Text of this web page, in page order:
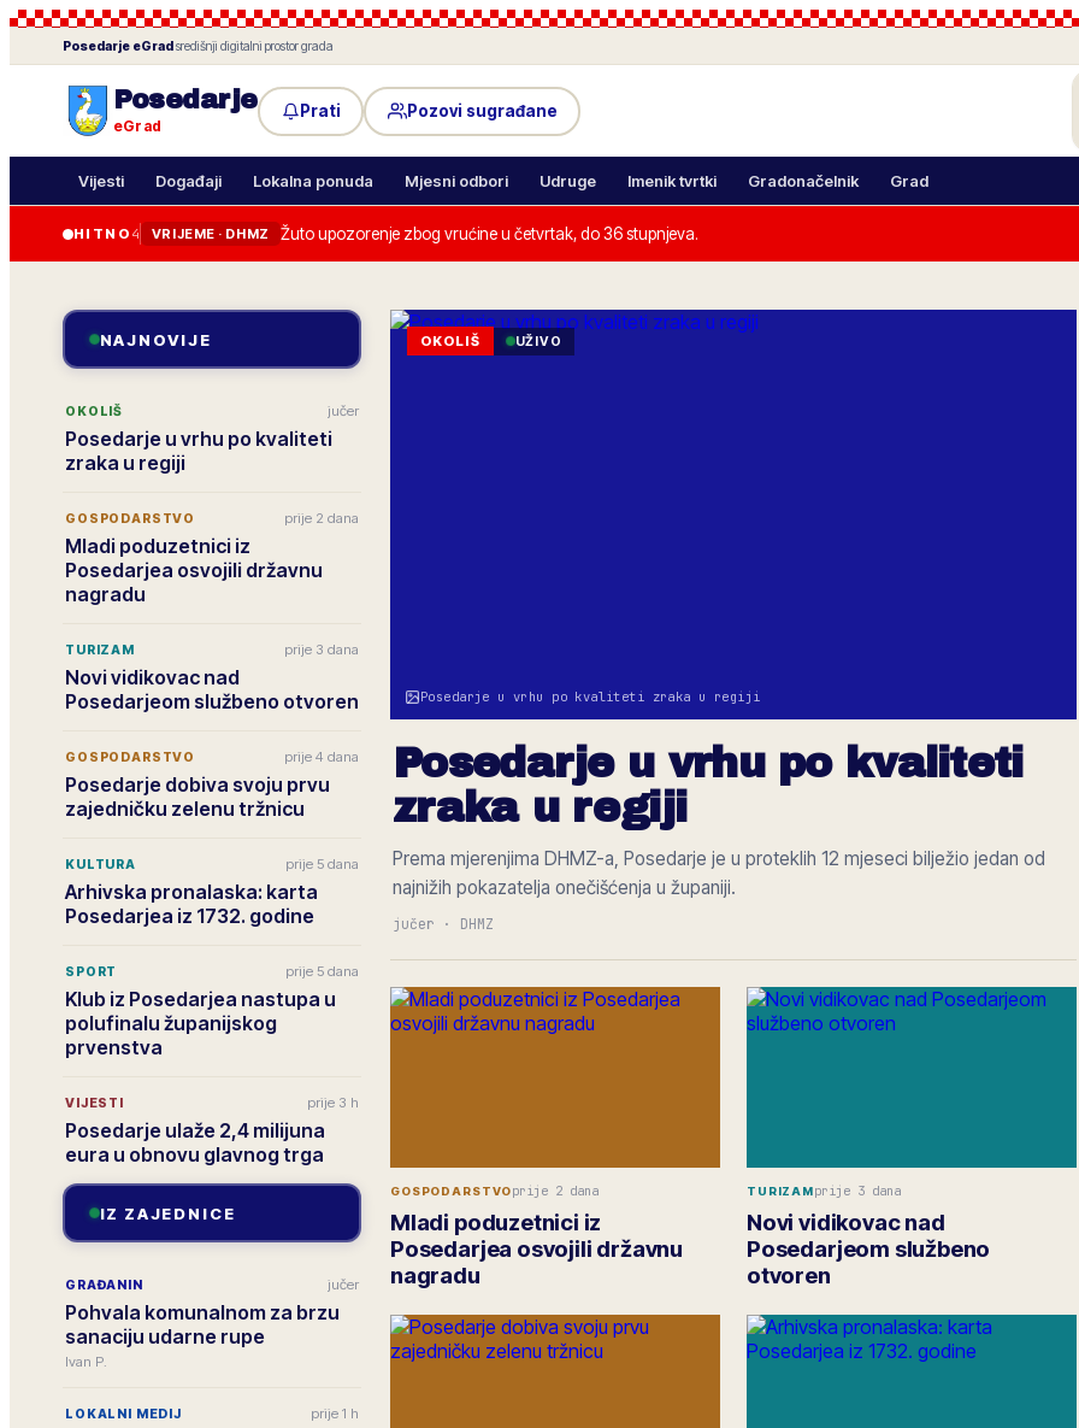
Posedarje eGradsredišnji digitalni prostor grada
Posedarje
eGrad
Prati Pozovi sugrađane
Vijesti Događaji Lokalna ponuda Mjesni odbori Udruge Imenik tvrtki Gradonačelnik Grad
HITNO 4 VRIJEME · DHMZ Žuto upozorenje zbog vrućine u četvrtak, do 36 stupnjeva.
NAJNOVIJE
OKOLIŠ jučer
Posedarje u vrhu po kvaliteti
zraka u regiji
GOSPODARSTVO prije 2 dana
Mladi poduzetnici iz
Posedarjea osvojili državnu
nagradu
TURIZAM prije 3 dana
Novi vidikovac nad
Posedarjeom službeno otvoren
GOSPODARSTVO prije 4 dana
Posedarje dobiva svoju prvu
zajedničku zelenu tržnicu
KULTURA prije 5 dana
Arhivska pronalaska: karta
Posedarjea iz 1732. godine
SPORT prije 5 dana
Klub iz Posedarjea nastupa u
polufinalu županijskog
prvenstva
VIJESTI prije 3 h
Posedarje ulaže 2,4 milijuna
eura u obnovu glavnog trga
IZ ZAJEDNICE
GRAĐANIN jučer
Pohvala komunalnom za brzu
sanaciju udarne rupe
Ivan P.
LOKALNI MEDIJ prije 1 h
Posedarje u vrhu po kvaliteti zraka u regiji
OKOLIŠ UŽIVO
Posedarje u vrhu po kvaliteti
zraka u regiji
Prema mjerenjima DHMZ-a, Posedarje je u proteklih 12 mjeseci bilježio jedan od
najnižih pokazatelja onečišćenja u županiji.
jučer · DHMZ
GOSPODARSTVOprije 2 dana
Mladi poduzetnici iz
Posedarjea osvojili državnu
nagradu
TURIZAMprije 3 dana
Novi vidikovac nad
Posedarjeom službeno
otvoren